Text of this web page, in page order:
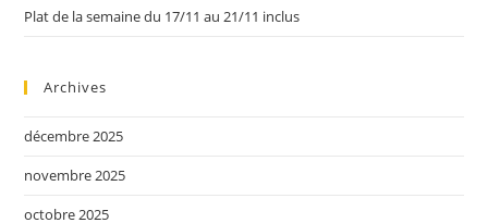
Plat de la semaine du 17/11 au 21/11 inclus
Archives
décembre 2025
novembre 2025
octobre 2025